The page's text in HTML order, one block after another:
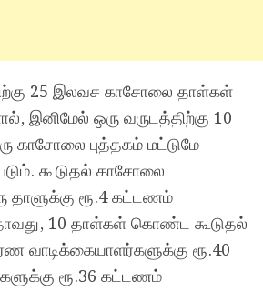
25 இலவச காசோலை தாள்கள்
இனிமேல் ஒரு வருடத்திற்கு 10
புத்தகம் மட்டுமே
கூடுதல் காசோலை
தாளுக்கு ரூ.4 கட்டணம்
10 தாள்கள் கொண்ட கூடுதல்
வாடிக்கையாளர்களுக்கு ரூ.40
ரூ.36 கட்டணம்